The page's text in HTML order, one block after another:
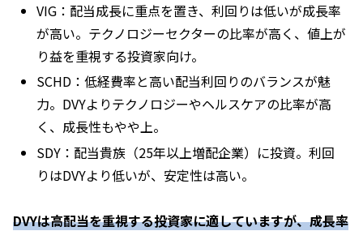
VIG：配当成長に重点を置き、利回りは低いが成長率
が高い。テクノロジーセクターの比率が高く、値上が
り益を重視する投資家向け。
SCHD：低経費率と高い配当利回りのバランスが魅
力。DVYよりテクノロジーやヘルスケアの比率が高
く、成長性もやや上。
SDY：配当貴族（25年以上増配企業）に投資。利回
りはDVYより低いが、安定性は高い。
DVYは高配当を重視する投資家に適していますが、成長率